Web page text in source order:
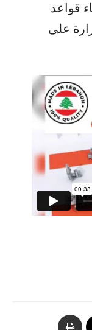
قواعد
على